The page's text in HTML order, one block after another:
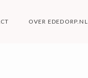
OVER EDEDORP.NL